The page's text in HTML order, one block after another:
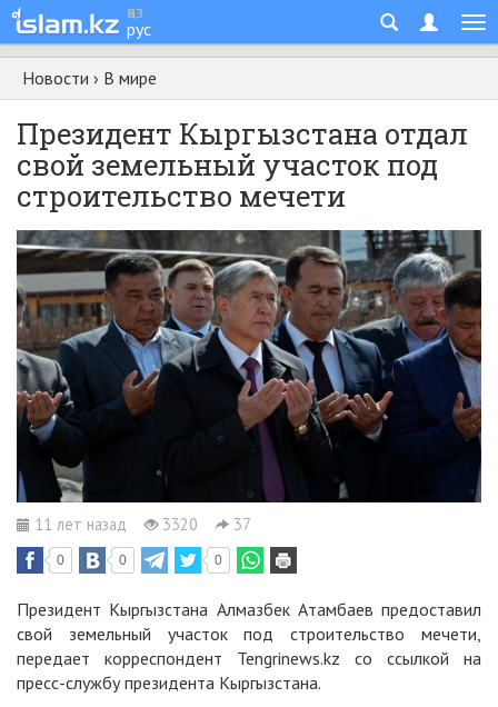
қаз
рус
Новости › В мире
Президент Кыргызстана отдал
свой земельный участок под
строительство мечети
11 лет назад 3320 37
0 0 0
Президент Кыргызстана Алмазбек Атамбаев предоставил
свой земельный участок под строительство мечети,
передает корреспондент Tengrinews.kz со ссылкой на
пресс-службу президента Кыргызстана.